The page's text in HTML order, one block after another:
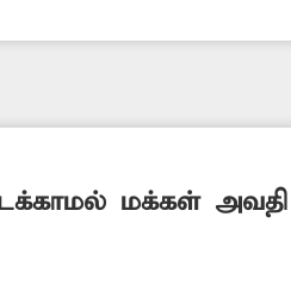
மக்கள் அவதி